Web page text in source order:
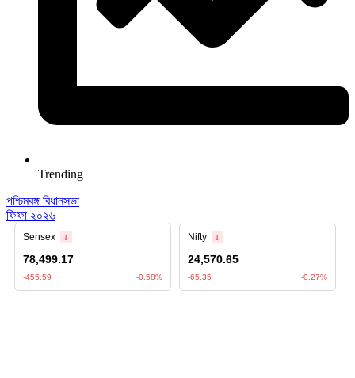
Trending
পশ্চিমবঙ্গ বিধানসভা
ফিফা ২০২৬